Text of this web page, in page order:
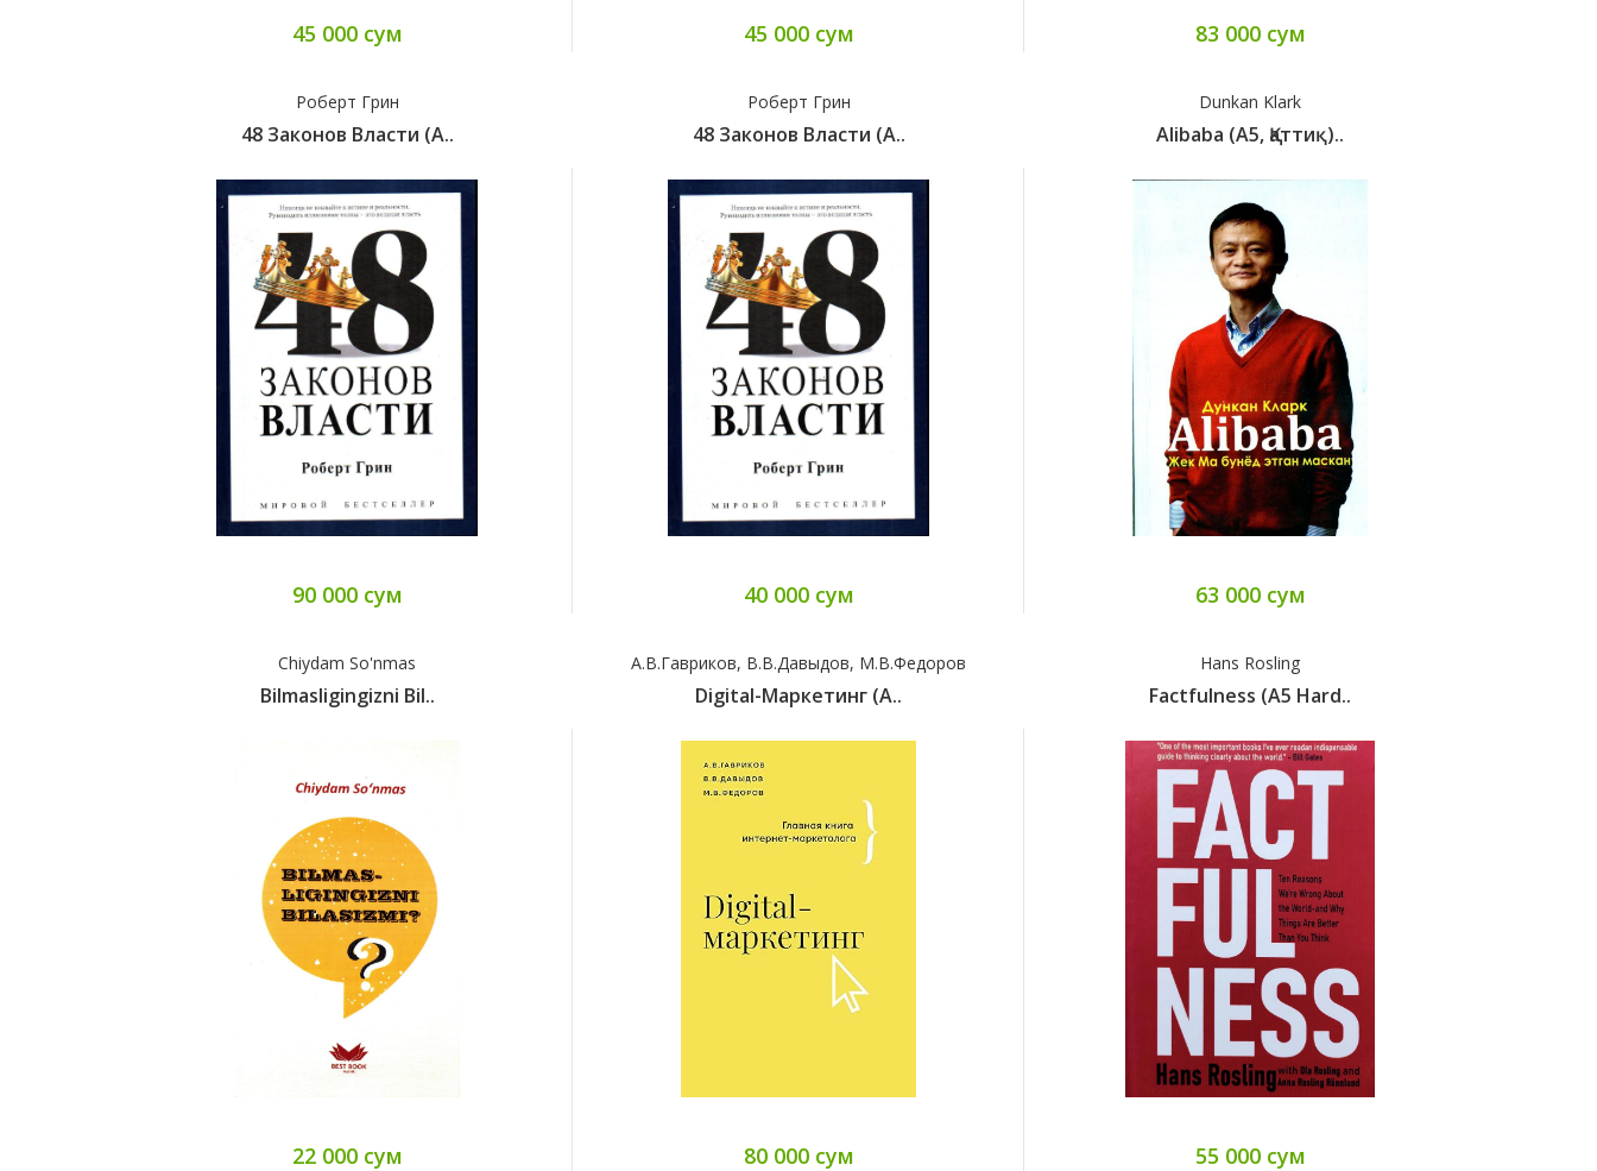
45 000 сум 45 000 сум 83 000 сум
Роберт Грин
48 Законов Власти (А..
90 000 сум
Роберт Грин
48 Законов Власти (А..
40 000 сум
Dunkan Klark
Alibaba (А5, Қаттиқ)..
63 000 сум
Chiydam So'nmas
Bilmasligingizni Bil..
22 000 сум
А.В.Гавриков, В.В.Давыдов, М.В.Федоров
Digital-Маркетинг (А..
80 000 сум
Hans Rosling
Factfulness (A5 Hard..
55 000 сум